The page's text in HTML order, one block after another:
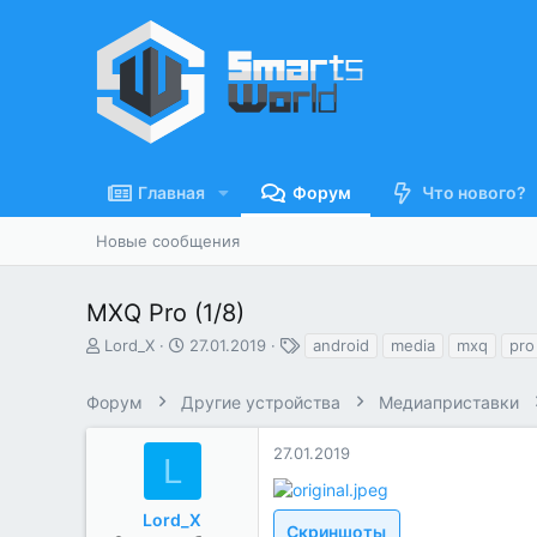
Главная Форум Что нового?
Новые сообщения
MXQ Pro (1/8)
А
о
р
Lord_X
Д
а
н
л
27.01.2019
и
android media mxq pro
Форум Другие устройства Медиаприставки
L
Lord_X
27.01.2019
Скриншоты